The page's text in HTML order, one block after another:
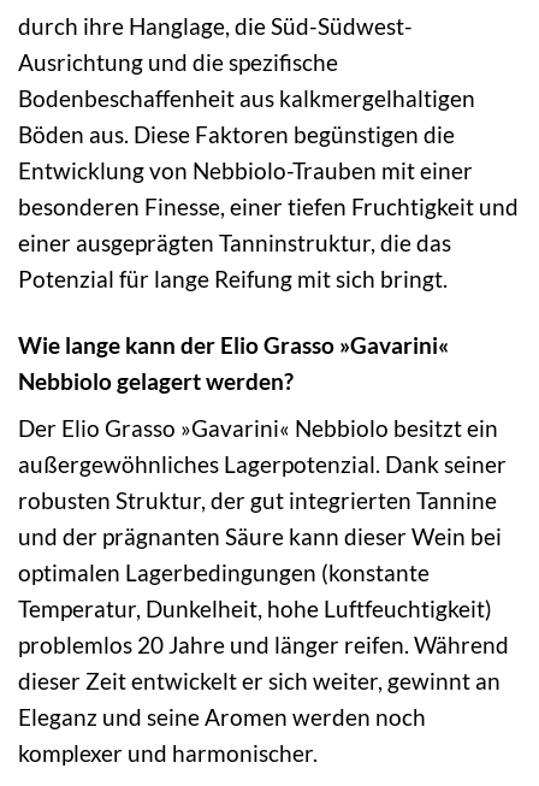
durch ihre Hanglage, die Süd-Südwest-
Ausrichtung und die spezifische
Bodenbeschaffenheit aus kalkmergelhaltigen
Böden aus. Diese Faktoren begünstigen die
Entwicklung von Nebbiolo-Trauben mit einer
besonderen Finesse, einer tiefen Fruchtigkeit und
einer ausgeprägten Tanninstruktur, die das
Potenzial für lange Reifung mit sich bringt.
Wie lange kann der Elio Grasso »Gavarini«
Nebbiolo gelagert werden?
Der Elio Grasso »Gavarini« Nebbiolo besitzt ein
außergewöhnliches Lagerpotenzial. Dank seiner
robusten Struktur, der gut integrierten Tannine
und der prägnanten Säure kann dieser Wein bei
optimalen Lagerbedingungen (konstante
Temperatur, Dunkelheit, hohe Luftfeuchtigkeit)
problemlos 20 Jahre und länger reifen. Während
dieser Zeit entwickelt er sich weiter, gewinnt an
Eleganz und seine Aromen werden noch
komplexer und harmonischer.